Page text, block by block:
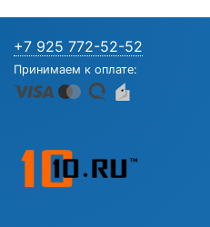
+7 925 772-52-52
Принимаем к оплате: